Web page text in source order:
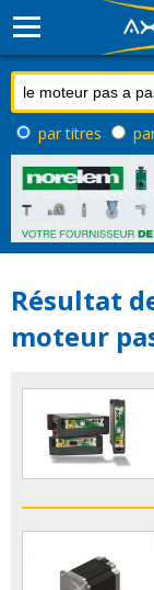
par titres
Résultat
moteur